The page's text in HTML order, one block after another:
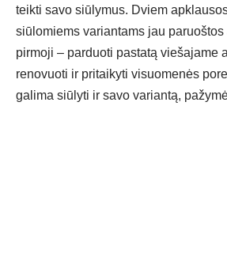
teikti savo siūlymus. Dviem
siūlomiems variantams jau paruoštos
pirmoji – parduoti pastatą viešajame
renovuoti ir pritaikyti visuomenės
galima siūlyti ir savo variantą,